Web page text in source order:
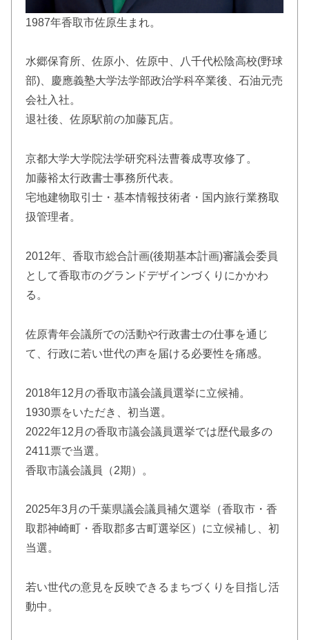
1987年香取市佐原生まれ。
水郷保育所、佐原小、佐原中、八千代松陰高校(野球
部)、慶應義塾大学法学部政治学科卒業後、石油元売
会社入社。
退社後、佐原駅前の加藤瓦店。
京都大学大学院法学研究科法曹養成専攻修了。
加藤裕太行政書士事務所代表。
宅地建物取引士・基本情報技術者・国内旅行業務取
扱管理者。
2012年、香取市総合計画(後期基本計画)審議会委員
として香取市のグランドデザインづくりにかかわ
る。
佐原青年会議所での活動や行政書士の仕事を通じ
て、行政に若い世代の声を届ける必要性を痛感。
2018年12月の香取市議会議員選挙に立候補。
1930票をいただき、初当選。
2022年12月の香取市議会議員選挙では歴代最多の
2411票で当選。
香取市議会議員（2期）。
2025年3月の千葉県議会議員補欠選挙（香取市・香
取郡神崎町・香取郡多古町選挙区）に立候補し、初
当選。
若い世代の意見を反映できるまちづくりを目指し活
動中。